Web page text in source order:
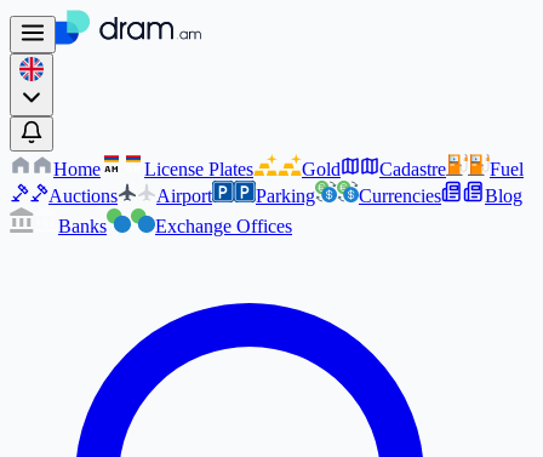
Home AM License Plates Gold Cadastre
Fuel
Auctions
Airport Parking Currencies
Blog
Banks
Exchange Offices